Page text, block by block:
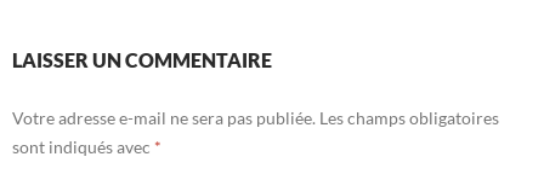
LAISSER UN COMMENTAIRE
Votre adresse e-mail ne sera pas publiée. Les champs obligatoires
sont indiqués avec *